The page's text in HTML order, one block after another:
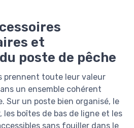
et
poste de pêche
prennent toute leur valeur
un ensemble cohérent
Sur un poste bien organisé, le
les boîtes de bas de ligne et les
sans fouiller dans le